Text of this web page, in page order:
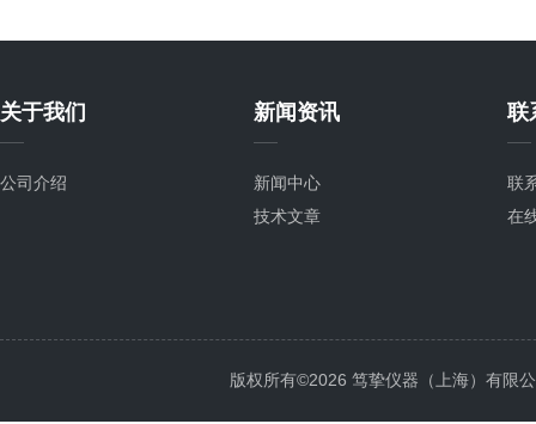
关于我们
公司介绍
新闻资讯
新闻中心
技术文章
联
联
在
版权所有©2026 笃挚仪器（上海）有限